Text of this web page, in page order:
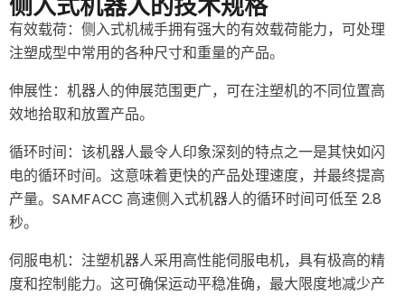
高性价比：为确保侧入式机械手的使用寿命，我们从可信赖
的供应商处进口机械手部件，并采用先进的 CNC 技术，为高
Samfacc 侧入式机器人的应用
Samfacc 侧入式机械手适用于高速注塑机和工厂高度不足以
容纳传统机械手的区域。由于侧入式机械手可减少磨损，因
此高速注塑机可有效工作，使用寿命更长。
有效载荷：侧入式机械手拥有强大的有效载荷能力，可处理
注塑成型中常用的各种尺寸和重量的产品。
伸展性：机器人的伸展范围更广，可在注塑机的不同位置高
效地拾取和放置产品。
循环时间：该机器人最令人印象深刻的特点之一是其快如闪
电的循环时间。这意味着更快的产品处理速度，并最终提高
产量。SAMFACC 高速侧入式机器人的循环时间可低至 2.8
秒。
伺服电机：注塑机器人采用高性能伺服电机，具有极高的精
度和控制能力。这可确保运动平稳准确，最大限度地减少产